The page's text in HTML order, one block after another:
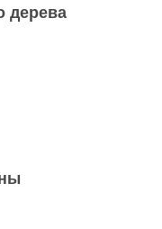
дерева